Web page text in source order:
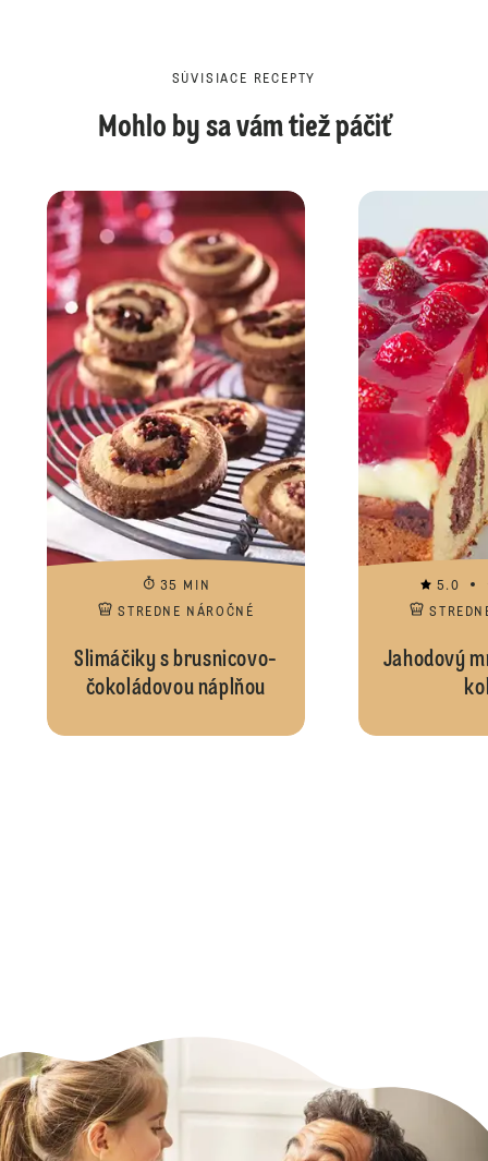
SÚVISIACE RECEPTY
Mohlo by sa vám tiež páčiť
35 MIN
STREDNE NÁROČNÉ
Slimáčiky s brusnicovo-
čokoládovou náplňou
5.0
Jahodový